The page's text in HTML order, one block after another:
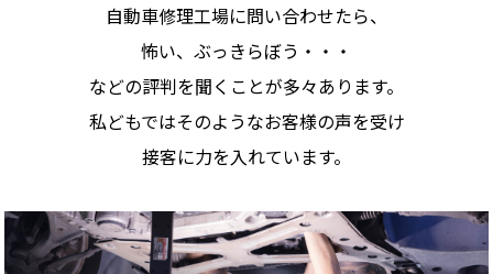
自動車修理工場に問い合わせたら、
怖い、ぶっきらぼう・・・
などの評判を聞くことが多々あります。
私どもではそのようなお客様の声を受け
接客に力を入れています。